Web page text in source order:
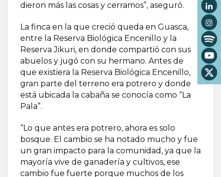
dieron más las cosas y cerramos”, aseguró.
La finca en la que creció queda en Guasca,
entre la Reserva Biológica Encenillo y la
Reserva Jikuri, en donde compartió con sus
abuelos y jugó con su hermano. Antes de
que existiera la Reserva Biológica Encenillo,
gran parte del terreno era potrero y donde
está ubicada la cabaña se conocía como “La
Pala”.
“Lo que antes era potrero, ahora es solo
bosque. El cambio se ha notado mucho y fue
un gran impacto para la comunidad, ya que la
mayoría vive de ganadería y cultivos, ese
cambio fue fuerte porque muchos de los